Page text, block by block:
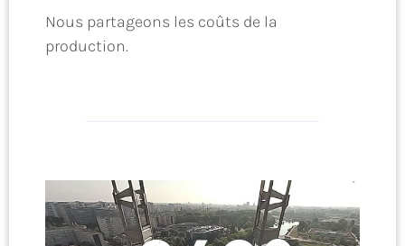
Nous partageons les coûts de la
production.